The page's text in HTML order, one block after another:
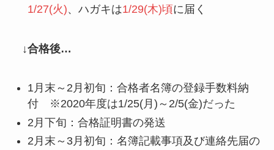
1/27(火)、ハガキは1/29(木)頃に届く
↓合格後…
1月末～2月初旬：合格者名簿の登録手数料納
付
※2020年度は1/25(月)～2/5(金)だった
2月下旬：合格証明書の発送
2月末～3月初旬：名簿記載事項及び連絡先届の